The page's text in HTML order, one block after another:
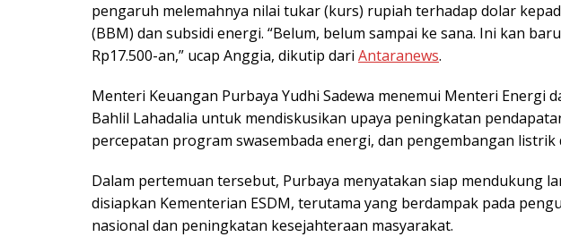
pengaruh melemahnya nilai tukar (kurs) rupiah terhadap dolar
(BBM) dan subsidi energi. “Belum, belum sampai ke sana. Ini kan
Rp17.500-an,” ucap Anggia, dikutip dari Antaranews.
Menteri Keuangan Purbaya Yudhi Sadewa menemui Menteri Energi
Bahlil Lahadalia untuk mendiskusikan upaya peningkatan
percepatan program swasembada energi, dan pengembangan listrik
Dalam pertemuan tersebut, Purbaya menyatakan siap mendukung
disiapkan Kementerian ESDM, terutama yang berdampak pada
nasional dan peningkatan kesejahteraan masyarakat.